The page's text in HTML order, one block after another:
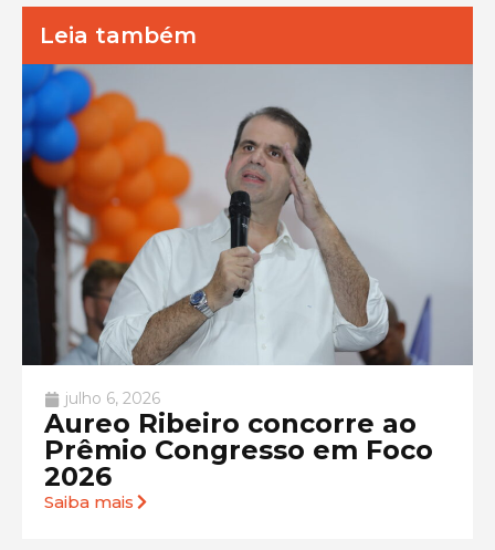
Leia também
julho 6, 2026
Aureo Ribeiro concorre ao
Prêmio Congresso em Foco
2026
Saiba mais